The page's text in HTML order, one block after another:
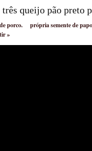
queijo pão preto
porco.
própria semente de
»